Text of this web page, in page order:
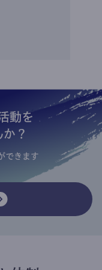
動を
？
できます